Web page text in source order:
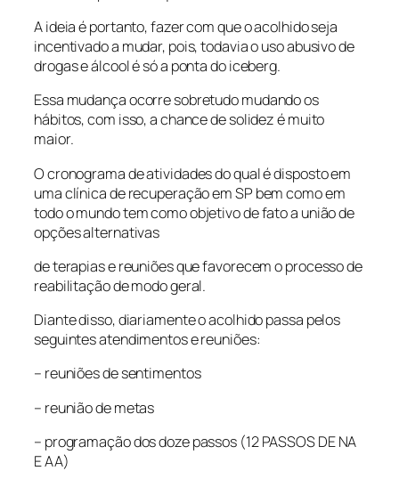
A ideia é portanto, fazer com que o acolhido seja
incentivado a mudar, pois, todavia o uso abusivo de
drogas e álcool é só a ponta do iceberg.
Essa mudança ocorre sobretudo mudando os
hábitos, com isso, a chance de solidez é muito
maior.
O cronograma de atividades do qual é disposto em
uma clínica de recuperação em SP bem como em
todo o mundo tem como objetivo de fato a união de
opções alternativas
de terapias e reuniões que favorecem o processo de
reabilitação de modo geral.
Diante disso, diariamente o acolhido passa pelos
seguintes atendimentos e reuniões:
– reuniões de sentimentos
– reunião de metas
– programação dos doze passos (12 PASSOS DE NA
E AA)